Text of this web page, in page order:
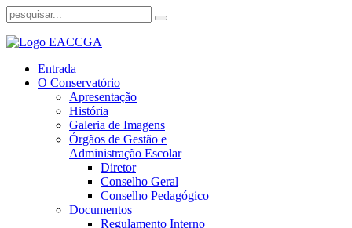
Entrada
O Conservatório
Apresentação
História
Galeria de Imagens
Órgãos de Gestão e
Administração Escolar
Diretor
Conselho Geral
Conselho Pedagógico
Documentos
Regulamento Interno